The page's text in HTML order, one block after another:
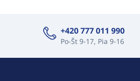
+420 777 011 990
Po-Št 9-17, Pia 9-16